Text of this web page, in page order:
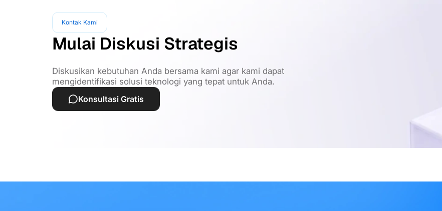
Kontak Kami
Mulai Diskusi Strategis
Diskusikan kebutuhan Anda bersama kami agar kami dapat
mengidentifikasi solusi teknologi yang tepat untuk Anda.
Konsultasi Gratis